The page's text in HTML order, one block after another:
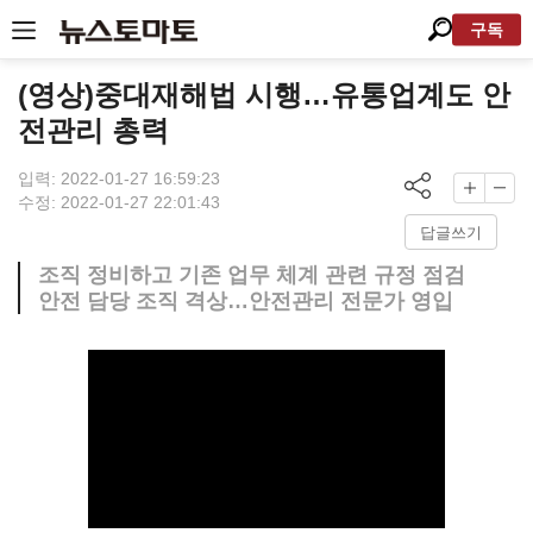
구독
(영상)중대재해법 시행…유통업계도 안
전관리 총력
입력: 2022-01-27 16:59:23
수정: 2022-01-27 22:01:43
답글쓰기
조직 정비하고 기존 업무 체계 관련 규정 점검
안전 담당 조직 격상…안전관리 전문가 영입